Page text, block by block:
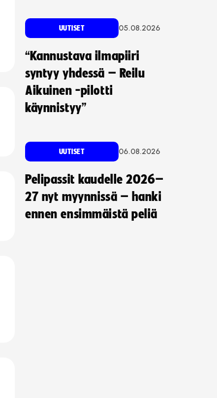
UUTISET 05.08.2026
“Kannustava ilmapiiri
syntyy yhdessä – Reilu
Aikuinen -pilotti
käynnistyy”
UUTISET 06.08.2026
Pelipassit kaudelle 2026–
27 nyt myynnissä – hanki
ennen ensimmäistä peliä